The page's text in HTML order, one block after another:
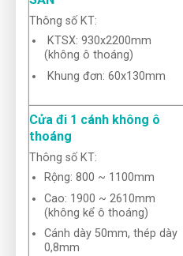
Thông số KT:
KTSX: 930x2200mm
(không ô thoáng)
Khung đơn: 60x130mm
Cửa đi 1 cánh không ô
thoáng
Thông số KT:
Rộng: 800 ~ 1100mm
Cao: 1900 ~ 2610mm
(không kể ô thoáng)
Cánh dày 50mm, thép dày
0,8mm